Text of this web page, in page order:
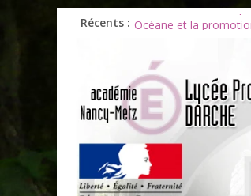
Récents : Les ULiS en haut du
Océane et la
Bonnes vacances à
Infos rentrée
Soirée d’adieux au